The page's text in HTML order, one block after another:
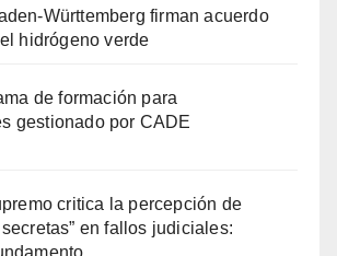
Württemberg firman acuerdo
hidrógeno verde
de formación para
gestionado por CADE
critica la percepción de
en fallos judiciales: